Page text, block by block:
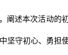
阐述本次活动的初
坚守初心、勇担